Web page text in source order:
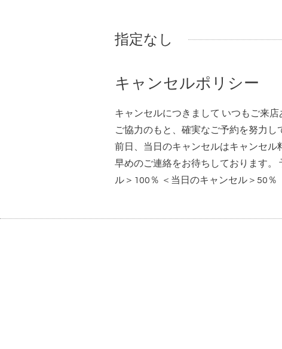
指定なし
キャンセルポリシー
キャンセルにつきまして いつもご来
ご協力のもと、確実なご予約を努力し
前日、当日のキャンセルはキャンセル
早めのご連絡をお待ちしております。
ル＞100％ ＜当日のキャンセル＞50